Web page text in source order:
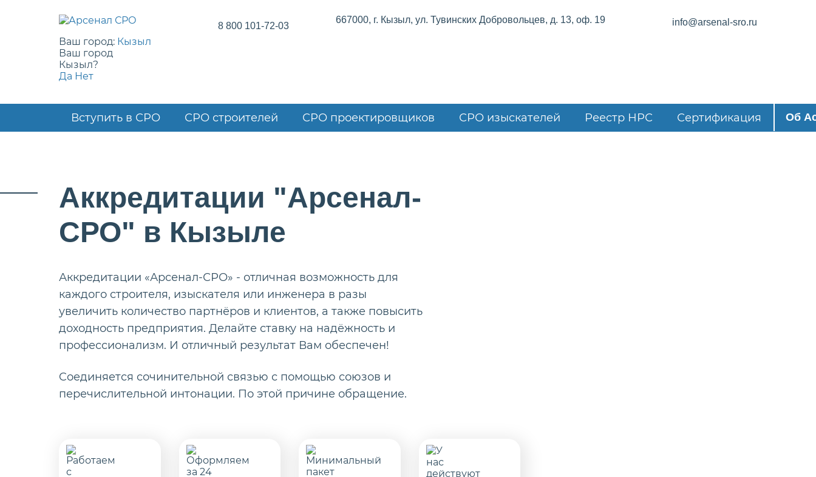
Ваш город: Кызыл
Ваш город
Кызыл?
Да Нет
8 800 101-72-03
667000, г. Кызыл, ул. Тувинских Добровольцев, д. 13, оф. 19 info@arsenal-sro.ru
Вступить в СРО СРО строителей СРО проектировщиков СРО изыскателей Реестр НРС Сертификация Об
Аккредитации "Арсенал-
СРО" в Кызыле
Аккредитации «Арсенал-СРО» - отличная возможность для
каждого строителя, изыскателя или инженера в разы
увеличить количество партнёров и клиентов, а также повысить
доходность предприятия. Делайте ставку на надёжность и
профессионализм. И отличный результат Вам обеспечен!
Cоединяется сочинительной связью с помощью союзов и
перечислительной интонации. По этой причине обращение.